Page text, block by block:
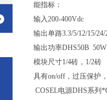
能指标：
输入200-400Vdc
输出单路3.3/5/12/15/
输出功率DHS50B
模块尺寸1/4砖，1/2砖
具有on/off，过压保护
COSEL电源DHS系列